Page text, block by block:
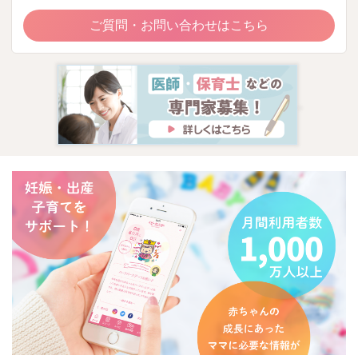
ご質問・お問い合わせはこちら